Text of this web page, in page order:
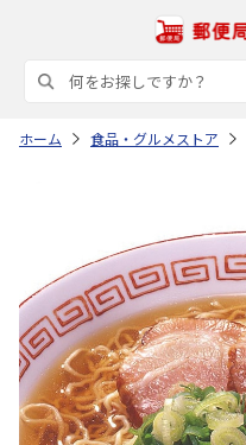
ホーム 食品・グルメストア